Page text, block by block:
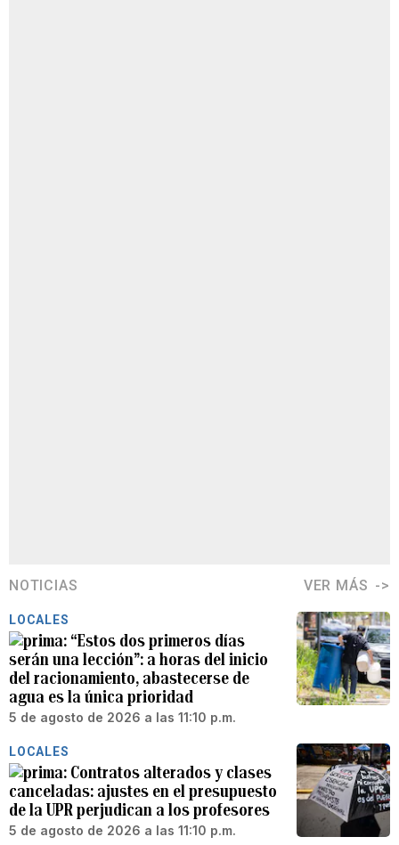
NOTICIAS VER MÁS
LOCALES
“Estos dos primeros días
serán una lección”: a horas del inicio
del racionamiento, abastecerse de
agua es la única prioridad
5 de agosto de 2026 a las 11:10 p.m.
LOCALES
Contratos alterados y clases
canceladas: ajustes en el presupuesto
de la UPR perjudican a los profesores
5 de agosto de 2026 a las 11:10 p.m.